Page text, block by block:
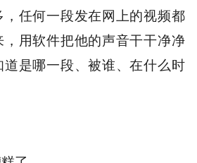
，任何一段发在网上的视频都
用软件把他的声音干干净净
是哪一段、被谁、在什么时